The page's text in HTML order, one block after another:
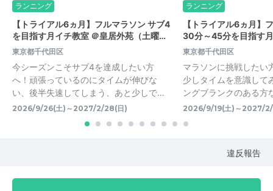
ランニング
【トライアル6ヵ月】フルマラソン サブ4
を目指す月イチ教室 ＠皇居外苑（土曜…
東京都千代田区
今シーズンこそサブ4を達成したい方
へ！頑張っているのにタイムが伸びな
い、後半失速してしまう、あと少しで…
2026/9/26(土)～2027/2/28(日)
ランニング
【トライアル6ヵ月】
30分～45分を目指す
東京都千代田区
マラソンに挑戦したい
少しタイムを意識して
ングブランクのある
2026/9/19(土)～2027/
違反報告